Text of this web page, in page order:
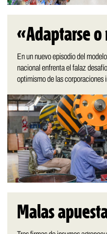
«Adaptarse
En un nuevo episodio del
nacional enfrenta el falaz
optimismo de las corporaciones
Malas